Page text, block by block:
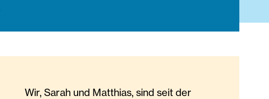
Wir, Sarah und Matthias, sind seit der